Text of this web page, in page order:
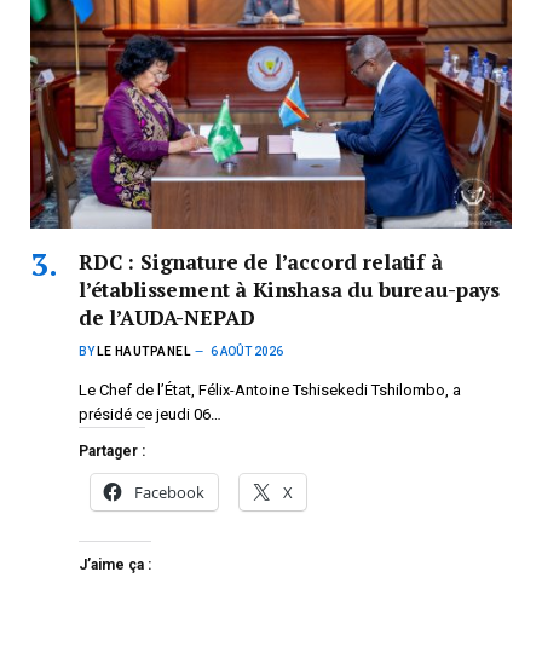
RDC : Signature de l’accord relatif à
l’établissement à Kinshasa du bureau-pays
de l’AUDA-NEPAD
BY LE HAUTPANEL 6 AOÛT 2026
Le Chef de l’État, Félix-Antoine Tshisekedi Tshilombo, a
présidé ce jeudi 06…
Partager :
Facebook X
J’aime ça :